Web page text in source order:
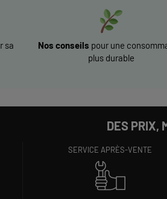
sa
Nos conseils pour une
plus durable
DES PRIX,
SERVICE APRÈS-VENTE